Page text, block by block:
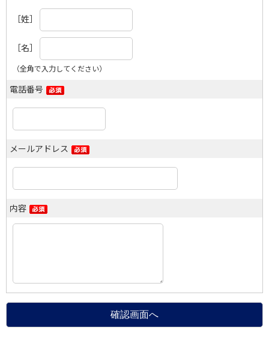
［姓］
［名］
（全角で入力してください）
電話番号
メールアドレス
内容